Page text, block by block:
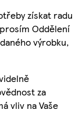
získat radu
Oddělení
výrobku,
za
vliv na Vaše